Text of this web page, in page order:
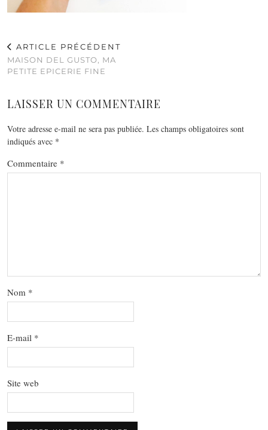
ARTICLE PRÉCÉDENT
MAISON DEL GUSTO, MA
PETITE EPICERIE FINE
LAISSER UN COMMENTAIRE
Votre adresse e-mail ne sera pas publiée. Les champs obligatoires sont
indiqués avec *
Commentaire *
Nom *
E-mail *
Site web